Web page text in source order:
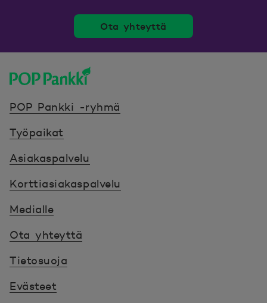
Ota yhteyttä
POP Pankki -ryhmä
Työpaikat
Asiakaspalvelu
Korttiasiakaspalvelu
Medialle
Ota yhteyttä
Tietosuoja
Evästeet